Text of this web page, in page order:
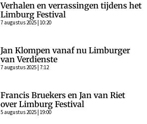
Verhalen en verrassingen tijdens het
Limburg Festival
7 augustus 2025 | 10:20
Jan Klompen vanaf nu Limburger
van Verdienste
7 augustus 2025 | 7:12
Francis Bruekers en Jan van Riet
over Limburg Festival
5 augustus 2025 | 19:00